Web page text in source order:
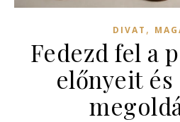
DIVAT ,
Fedezd fel a
előnyeit